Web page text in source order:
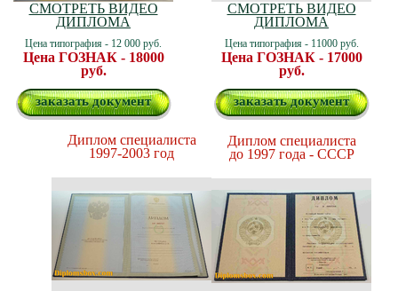
СМОТРЕТЬ ВИДЕО
ДИПЛОМА
Цена типография - 12 000 руб.
Цена ГОЗНАК - 18000
руб.
заказать документ
СМОТРЕТЬ ВИДЕО
ДИПЛОМА
Цена типография - 11000 руб.
Цена ГОЗНАК - 17000
руб.
заказать документ
Диплом специалиста
1997-2003 год
Диплом специалиста
до 1997 года - СССР